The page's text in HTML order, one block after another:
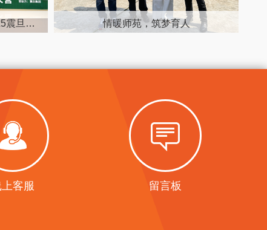
一场点亮未来的双向奔赴 2025震旦＆杉树全国领导力成长营 情暖师苑，筑梦育人
客服 留言板